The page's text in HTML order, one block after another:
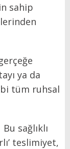
sahip
ya da
tüm ruhsal
Bu sağlıklı
teslimiyet,